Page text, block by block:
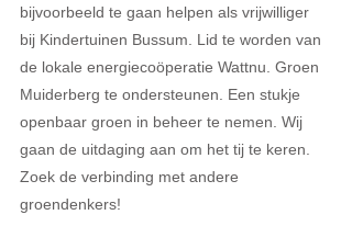
bijvoorbeeld te gaan helpen als vrijwilliger
bij Kindertuinen Bussum. Lid te worden van
de lokale energiecoöperatie Wattnu. Groen
Muiderberg te ondersteunen. Een stukje
openbaar groen in beheer te nemen. Wij
gaan de uitdaging aan om het tij te keren.
Zoek de verbinding met andere
groendenkers!